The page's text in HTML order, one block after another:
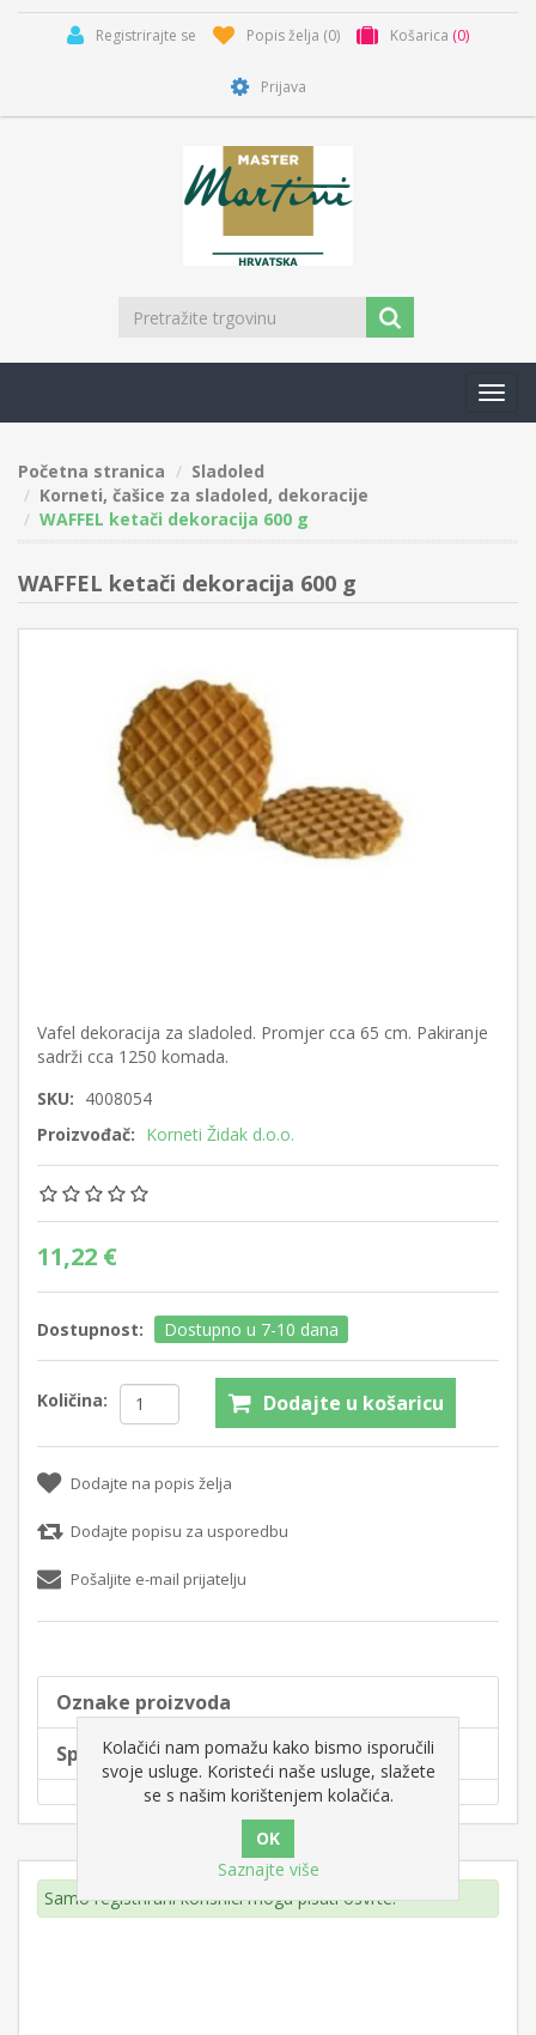
Registrirajte se Popis želja (0) Košarica (0)
Prijava
Početna stranica
Sladoled
Korneti, čašice za sladoled, dekoracije
WAFFEL ketači dekoracija 600 g
WAFFEL ketači dekoracija 600 g
Vafel dekoracija za sladoled. Promjer cca 65 cm. Pakiranje
sadrži cca 1250 komada.
SKU: 4008054
Proizvođač: Korneti Židak d.o.o.
11,22 €
Dostupnost: Dostupno u 7-10 dana
Količina: Dodajte u košaricu
Dodajte na popis želja
Dodajte popisu za usporedbu
Pošaljite e-mail prijatelju
Oznake proizvoda
Specifikacije proizvoda
Samo registrirani korisnici mogu pisati osvrte.
Kolačići nam pomažu kako bismo isporučili
svoje usluge. Koristeći naše usluge, slažete
se s našim korištenjem kolačića.
Saznajte više